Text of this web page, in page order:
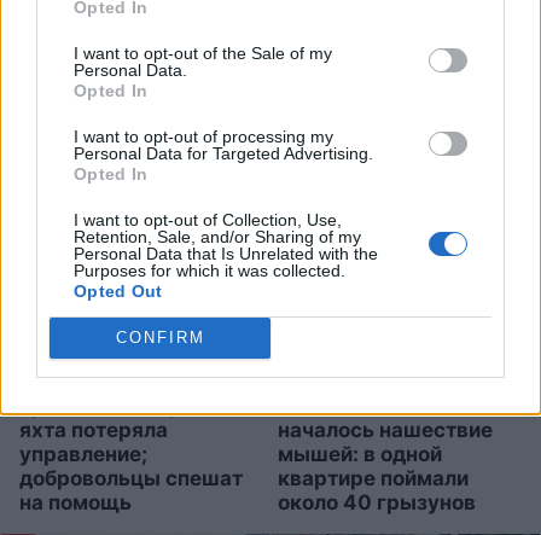
Opted In
I want to opt-out of the Sale of my
Personal Data.
Opted In
I want to opt-out of processing my
Personal Data for Targeted Advertising.
Opted In
I want to opt-out of Collection, Use,
Retention, Sale, and/or Sharing of my
Personal Data that Is Unrelated with the
Purposes for which it was collected.
Opted Out
CONFIRM
транспортом?» Семья
хотела прокатиться на
поезде, но цена билетов
заставила передумать
море у Берзциемса
яхта потеряла
управление;
добровольцы спешат
на помощь
Вовремя реновации в
началось нашествие
мышей: в одной
квартире поймали
около 40 грызунов